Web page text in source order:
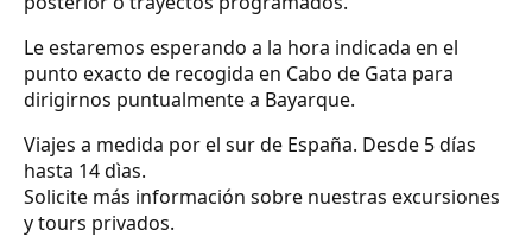
Le estaremos esperando a la hora indicada en el
punto exacto de recogida en Cabo de Gata para
dirigirnos puntualmente a Bayarque.
Viajes a medida por el sur de España. Desde 5 días
hasta 14 dìas.
Solicite más información sobre nuestras excursiones
y tours privados.